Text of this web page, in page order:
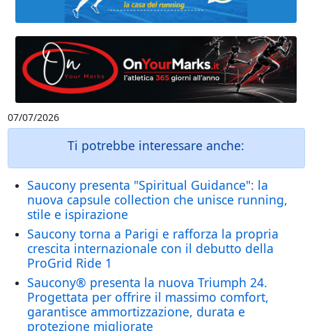
07/07/2026
Ti potrebbe interessare anche:
Saucony presenta "Spiritual Guidance": la
nuova capsule collection che unisce running,
stile e ispirazione
Saucony torna a Parigi e rafforza la propria
crescita internazionale con il debutto della
ProGrid Ride 1
Saucony® presenta la nuova Triumph 24.
Progettata per offrire il massimo comfort,
garantisce ammortizzazione, durata e
protezione migliorate